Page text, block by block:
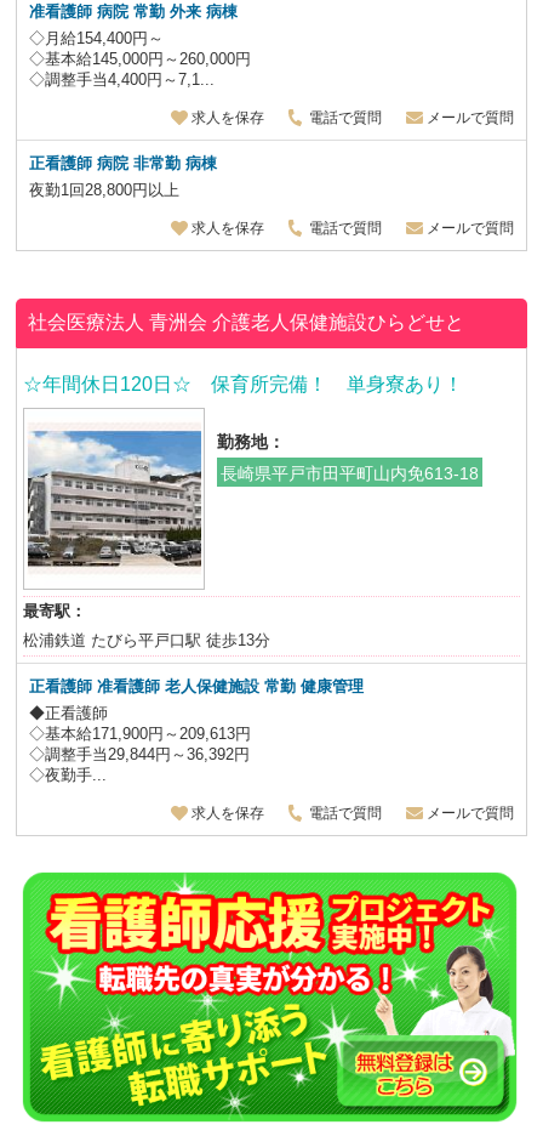
准看護師 病院 常勤 外来 病棟
◇月給154,400円～
◇基本給145,000円～260,000円
◇調整手当4,400円～7,1...
求人を保存 電話で質問 メールで質問
正看護師 病院 非常勤病棟
夜勤1回28,800円以上
求人を保存 電話で質問 メールで質問
社会医療法人 青洲会介護老人保健施設ひらどせと
☆年間休日120日☆ 保育所完備！ 単身寮あり！
勤務地：
長崎県平戸市田平町山内免613-18
最寄駅：
松浦鉄道 たびら平戸口駅 徒歩13分
正看護師 准看護師 老人保健施設常勤 健康管理
◆正看護師
◇基本給171,900円～209,613円
◇調整手当29,844円～36,392円
◇夜勤手...
求人を保存 電話で質問 メールで質問